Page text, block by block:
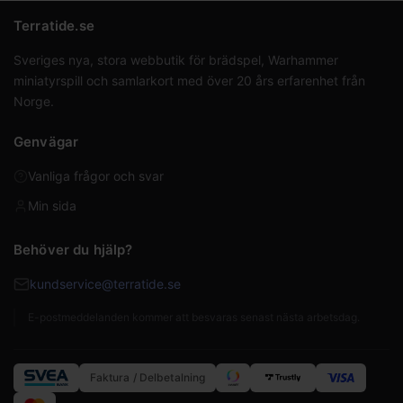
Terratide.se
Sveriges nya, stora webbutik för brädspel, Warhammer
miniatyrspill och samlarkort med över 20 års erfarenhet från
Norge.
Genvägar
Vanliga frågor och svar
Min sida
Behöver du hjälp?
kundservice@terratide.se
Faktura / Delbetalning